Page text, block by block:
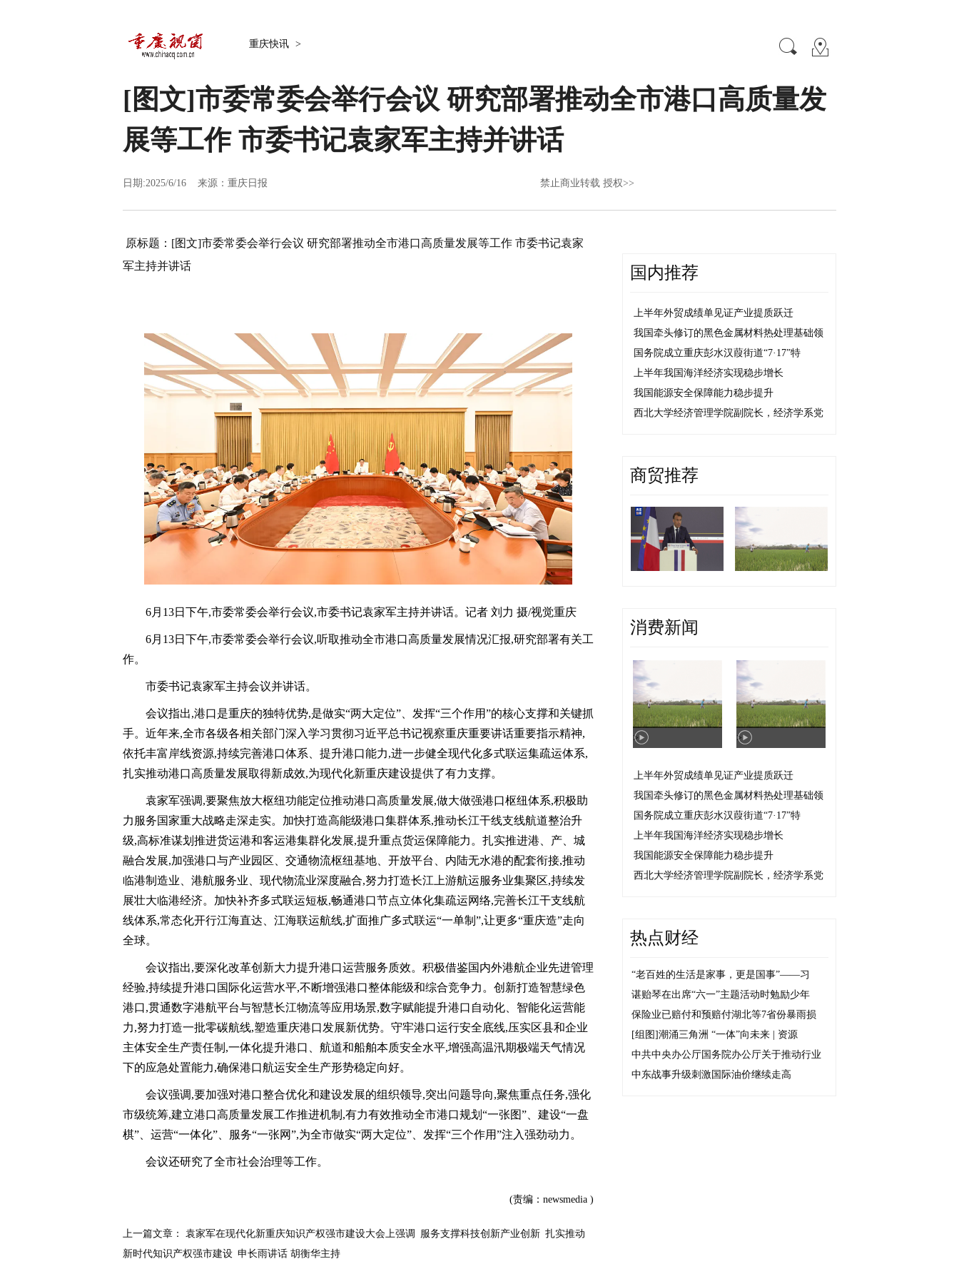
重庆快讯 >
[图文]市委常委会举行会议 研究部署推动全市港口高质量发
展等工作 市委书记袁家军主持并讲话
日期:2025/6/16 来源： 重庆日报 禁止商业转载 授权>>
原标题： [图文]市委常委会举行会议 研究部署推动全市港口高质量发展等工作 市委书记袁家
军主持并讲话
6月13日下午,市委常委会举行会议,市委书记袁家军主持并讲话。记者 刘力 摄/视觉重庆
6月13日下午,市委常委会举行会议,听取推动全市港口高质量发展情况汇报,研究部署有关工
作。
市委书记袁家军主持会议并讲话。
会议指出,港口是重庆的独特优势,是做实“两大定位”、发挥“三个作用”的核心支撑和关键抓
手。近年来,全市各级各相关部门深入学习贯彻习近平总书记视察重庆重要讲话重要指示精神,
依托丰富岸线资源,持续完善港口体系、提升港口能力,进一步健全现代化多式联运集疏运体系,
扎实推动港口高质量发展取得新成效,为现代化新重庆建设提供了有力支撑。
袁家军强调,要聚焦放大枢纽功能定位推动港口高质量发展,做大做强港口枢纽体系,积极助
力服务国家重大战略走深走实。加快打造高能级港口集群体系,推动长江干线支线航道整治升
级,高标准谋划推进货运港和客运港集群化发展,提升重点货运保障能力。扎实推进港、产、城
融合发展,加强港口与产业园区、交通物流枢纽基地、开放平台、内陆无水港的配套衔接,推动
临港制造业、港航服务业、现代物流业深度融合,努力打造长江上游航运服务业集聚区,持续发
展壮大临港经济。加快补齐多式联运短板,畅通港口节点立体化集疏运网络,完善长江干支线航
线体系,常态化开行江海直达、江海联运航线,扩面推广多式联运“一单制”,让更多“重庆造”走向
全球。
会议指出,要深化改革创新大力提升港口运营服务质效。积极借鉴国内外港航企业先进管理
经验,持续提升港口国际化运营水平,不断增强港口整体能级和综合竞争力。创新打造智慧绿色
港口,贯通数字港航平台与智慧长江物流等应用场景,数字赋能提升港口自动化、智能化运营能
力,努力打造一批零碳航线,塑造重庆港口发展新优势。守牢港口运行安全底线,压实区县和企业
主体安全生产责任制,一体化提升港口、航道和船舶本质安全水平,增强高温汛期极端天气情况
下的应急处置能力,确保港口航运安全生产形势稳定向好。
会议强调,要加强对港口整合优化和建设发展的组织领导,突出问题导向,聚焦重点任务,强化
市级统筹,建立港口高质量发展工作推进机制,有力有效推动全市港口规划“一张图”、建设“一盘
棋”、运营“一体化”、服务“一张网”,为全市做实“两大定位”、发挥“三个作用”注入强劲动力。
会议还研究了全市社会治理等工作。
(责编：newsmedia )
上一篇文章： 袁家军在现代化新重庆知识产权强市建设大会上强调 服务支撑科技创新产业创新 扎实推动
新时代知识产权强市建设 申长雨讲话 胡衡华主持
国内推荐
上半年外贸成绩单见证产业提质跃迁
我国牵头修订的黑色金属材料热处理基础领
国务院成立重庆彭水汉葭街道“7·17”特
上半年我国海洋经济实现稳步增长
我国能源安全保障能力稳步提升
西北大学经济管理学院副院长，经济学系党
商贸推荐
消费新闻
> >
上半年外贸成绩单见证产业提质跃迁
我国牵头修订的黑色金属材料热处理基础领
国务院成立重庆彭水汉葭街道“7·17”特
上半年我国海洋经济实现稳步增长
我国能源安全保障能力稳步提升
西北大学经济管理学院副院长，经济学系党
热点财经
“老百姓的生活是家事，更是国事”——习
谌贻琴在出席“六一”主题活动时勉励少年
保险业已赔付和预赔付湖北等7省份暴雨损
[组图]潮涌三角洲 “一体”向未来 | 资源
中共中央办公厅国务院办公厅关于推动行业
中东战事升级刺激国际油价继续走高